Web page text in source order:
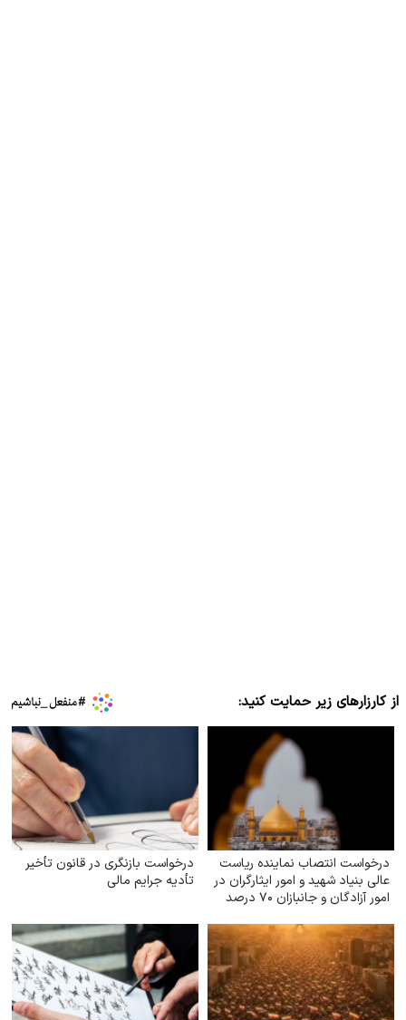
از کارزارهای زیر حمایت کنید:
درخواست انتصاب نماینده ریاست
عالی بنیاد شهید و امور ایثارگران در
امور آزادگان و جانبازان ۷۰ درصد
درخواست بازنگری در قانون تأخیر
تأدیه جرایم مالی